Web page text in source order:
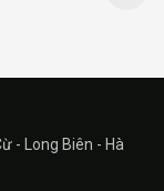
- Long Biên - Hà